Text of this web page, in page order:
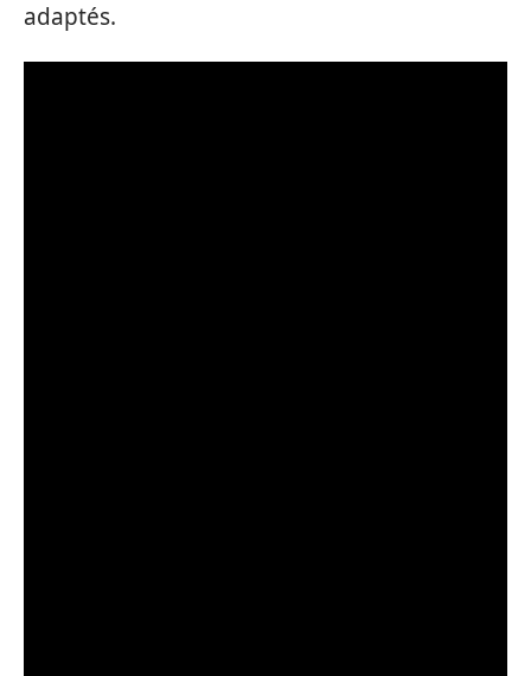
adaptés.